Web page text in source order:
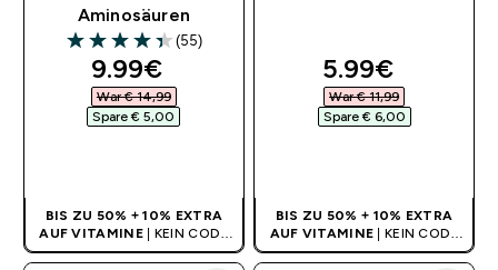
Aminosäuren
4.35 out of 5 stars
(55)
discounted price
9.99€‎
War € 14,99‎
Spare € 5,00‎
BIS ZU 50% + 10% EXTRA
AUF VITAMINE
| KEIN CODE
BENÖTIGT
discounted
5.99€‎
War € 11,99‎
Spare € 6,00‎
BIS ZU 50% + 10% EXTRA
AUF VITAMINE
| KEIN CODE
BENÖTIGT